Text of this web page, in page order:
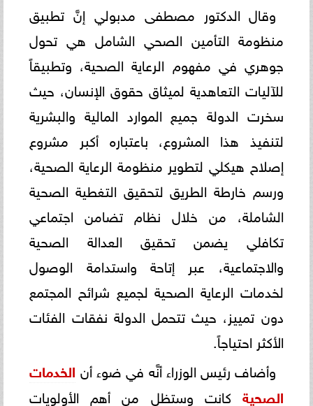
وقال الدكتور مصطفى مدبولي إنَّ تطبيق
منظومة التأمين الصحي الشامل هي تحول
جوهري في مفهوم الرعاية الصحية، وتطبيقاً
للآليات التعاهدية لميثاق حقوق الإنسان، حيث
سخرت الدولة جميع الموارد المالية والبشرية
لتنفيذ هذا المشروع، باعتباره أكبر مشروع
إصلاح هيكلي لتطوير منظومة الرعاية الصحية،
ورسم خارطة الطريق لتحقيق التغطية الصحية
الشاملة، من خلال نظام تضامن اجتماعي
تكافلي يضمن تحقيق العدالة الصحية
والاجتماعية، عبر إتاحة واستدامة الوصول
لخدمات الرعاية الصحية لجميع شرائح المجتمع
دون تمييز، حيث تتحمل الدولة نفقات الفئات
الأكثر احتياجاً.
وأضاف رئيس الوزراء أنَّه في ضوء أن الخدمات
الصحية كانت وستظل من أهم الأولويات